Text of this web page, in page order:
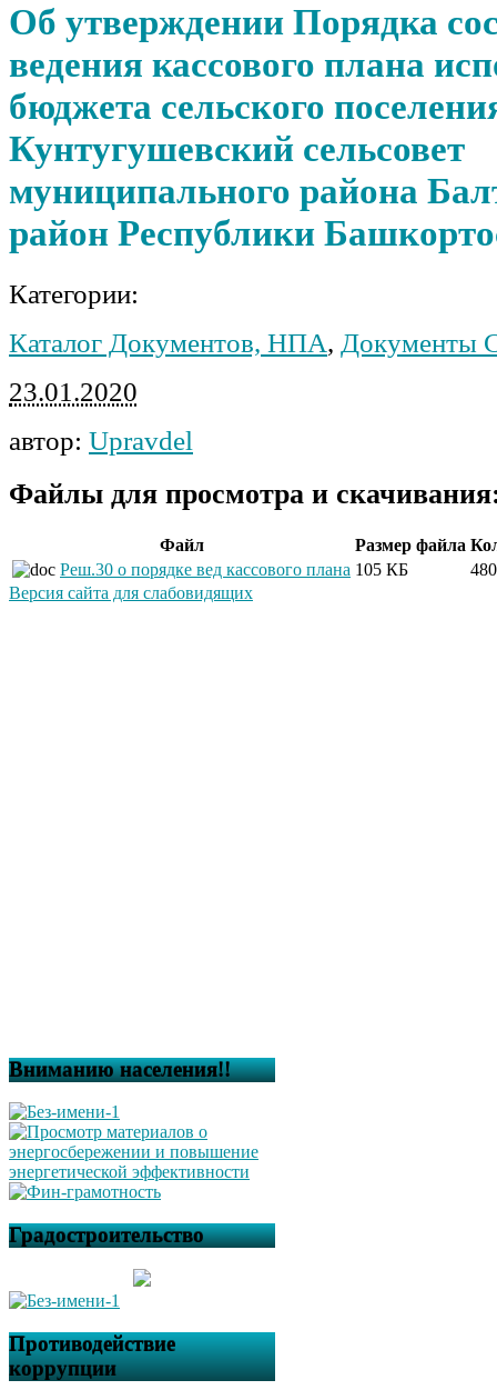
Об утверждении Порядка
ведения кассового плана
бюджета сельского
Кунтугушевский сельсовет
муниципального района
район Республики
Категории:
Каталог Документов, НПА, Документы
23.01.2020
автор: Upravdel
Файлы для просмотра и
Файл Размер файла
Реш.30 о порядке вед кассового плана 105 КБ
480
Версия сайта для слабовидящих
Вниманию населения!!
Градостроительство
Противодействие
коррупции